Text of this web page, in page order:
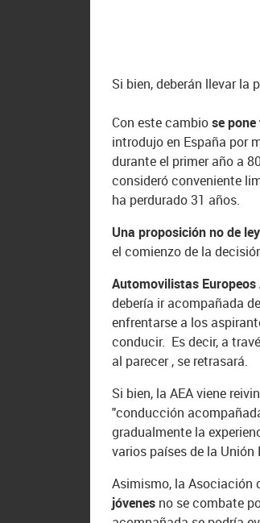
Si bien, deberán llevar la
Con este cambiose
introdujo en España por
durante el primer año a
consideró conveniente
ha perdurado 31 años.
Una proposición no de
el comienzo de la
Automovilistas Europeos
debería ir acompañada
enfrentarse a los
conducir. Es decir, a
al parecer , se retrasará.
Si bien, la AEA viene
"conducción
gradualmente la
varios países de la Unión
Asimismo, la Asociación
jóvenes no se combate